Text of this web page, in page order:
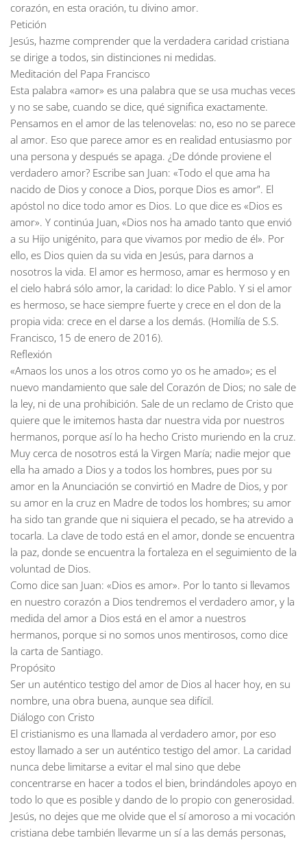
corazón, en esta oración, tu divino amor.
Petición
Jesús, hazme comprender que la verdadera caridad cristiana
se dirige a todos, sin distinciones ni medidas.
Meditación del Papa Francisco
Esta palabra «amor» es una palabra que se usa muchas veces
y no se sabe, cuando se dice, qué significa exactamente.
Pensamos en el amor de las telenovelas: no, eso no se parece
al amor. Eso que parece amor es en realidad entusiasmo por
una persona y después se apaga. ¿De dónde proviene el
verdadero amor? Escribe san Juan: «Todo el que ama ha
nacido de Dios y conoce a Dios, porque Dios es amor”. El
apóstol no dice todo amor es Dios. Lo que dice es «Dios es
amor». Y continúa Juan, «Dios nos ha amado tanto que envió
a su Hijo unigénito, para que vivamos por medio de él». Por
ello, es Dios quien da su vida en Jesús, para darnos a
nosotros la vida. El amor es hermoso, amar es hermoso y en
el cielo habrá sólo amor, la caridad: lo dice Pablo. Y si el amor
es hermoso, se hace siempre fuerte y crece en el don de la
propia vida: crece en el darse a los demás. (Homilía de S.S.
Francisco, 15 de enero de 2016).
Reflexión
«Amaos los unos a los otros como yo os he amado»; es el
nuevo mandamiento que sale del Corazón de Dios; no sale de
la ley, ni de una prohibición. Sale de un reclamo de Cristo que
quiere que le imitemos hasta dar nuestra vida por nuestros
hermanos, porque así lo ha hecho Cristo muriendo en la cruz.
Muy cerca de nosotros está la Virgen María; nadie mejor que
ella ha amado a Dios y a todos los hombres, pues por su
amor en la Anunciación se convirtió en Madre de Dios, y por
su amor en la cruz en Madre de todos los hombres; su amor
ha sido tan grande que ni siquiera el pecado, se ha atrevido a
tocarla. La clave de todo está en el amor, donde se encuentra
la paz, donde se encuentra la fortaleza en el seguimiento de la
voluntad de Dios.
Como dice san Juan: «Dios es amor». Por lo tanto si llevamos
en nuestro corazón a Dios tendremos el verdadero amor, y la
medida del amor a Dios está en el amor a nuestros
hermanos, porque si no somos unos mentirosos, como dice
la carta de Santiago.
Propósito
Ser un auténtico testigo del amor de Dios al hacer hoy, en su
nombre, una obra buena, aunque sea difícil.
Diálogo con Cristo
El cristianismo es una llamada al verdadero amor, por eso
estoy llamado a ser un auténtico testigo del amor. La caridad
nunca debe limitarse a evitar el mal sino que debe
concentrarse en hacer a todos el bien, brindándoles apoyo en
todo lo que es posible y dando de lo propio con generosidad.
Jesús, no dejes que me olvide que el sí amoroso a mi vocación
cristiana debe también llevarme un sí a las demás personas,